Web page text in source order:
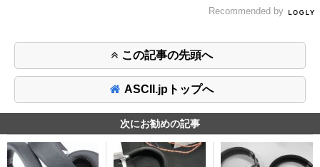
Recommended by
この記事の先頭へ
ASCII.jpトップへ
次にお勧めの記事